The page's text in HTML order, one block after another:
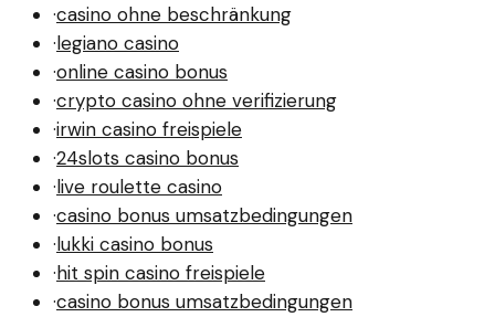
·casino ohne beschränkung
·legiano casino
·online casino bonus
·crypto casino ohne verifizierung
·irwin casino freispiele
·24slots casino bonus
·live roulette casino
·casino bonus umsatzbedingungen
·lukki casino bonus
·hit spin casino freispiele
·casino bonus umsatzbedingungen